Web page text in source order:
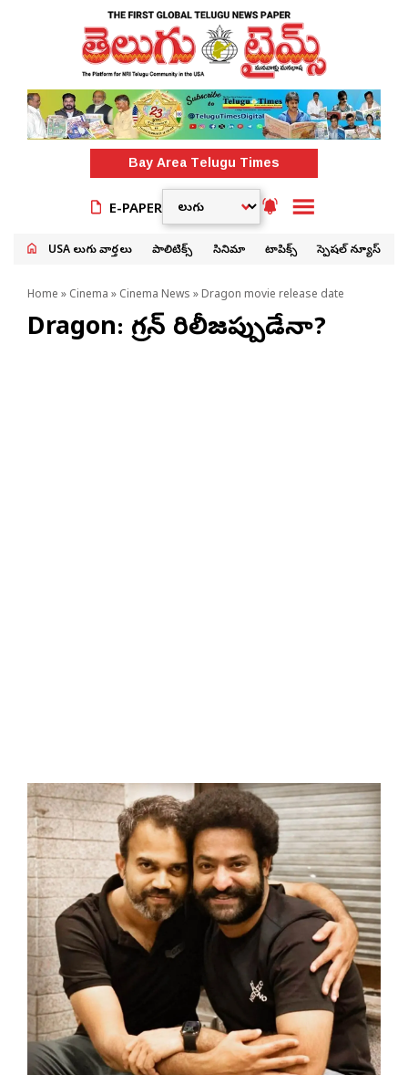
Bay AreaTelugu Times
E-PAPER
USA తెలుగు వార్తలు పాలిటిక్స్ సినిమా టాపిక్స్ స్పెషల్ న్యూస్
Home » Cinema » Cinema News » Dragon movie release date
Dragon: డ్రాగ‌న్ రిలీజప్పుడేనా?